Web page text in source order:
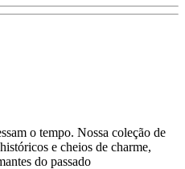
o tempo. Nossa coleção de
e cheios de charme,
do passado